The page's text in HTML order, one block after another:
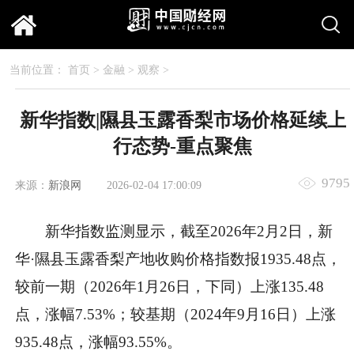
当前位置： 首页 > 金融 > 观察 >
新华指数|隰县玉露香梨市场价格延续上
行态势-重点聚焦
来源： 新浪网 2026-02-04 17:00:09 9795
新华指数监测显示，截至2026年2月2日，新
华·隰县玉露香梨产地收购价格指数报1935.48点，
较前一期（2026年1月26日，下同）上涨135.48
点，涨幅7.53%；较基期（2024年9月16日）上涨
935.48点，涨幅93.55%。